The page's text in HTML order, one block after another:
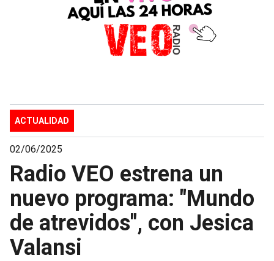
ACTUALIDAD
02/06/2025
Radio VEO estrena un
nuevo programa: "Mundo
de atrevidos", con Jesica
Valansi